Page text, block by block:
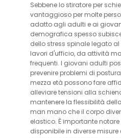
Sebbene lo stiratore per
vantaggioso per molte
adatto agli adulti e ai
demografica spesso
dello stress spinale legato
lavori d'ufficio, da attività
frequenti. I giovani adulti
prevenire problemi di
mezza età possono fare
alleviare tensioni alla
mantenere la flessibilità
man mano che il corpo
elastico. È importante
disponibile in diverse